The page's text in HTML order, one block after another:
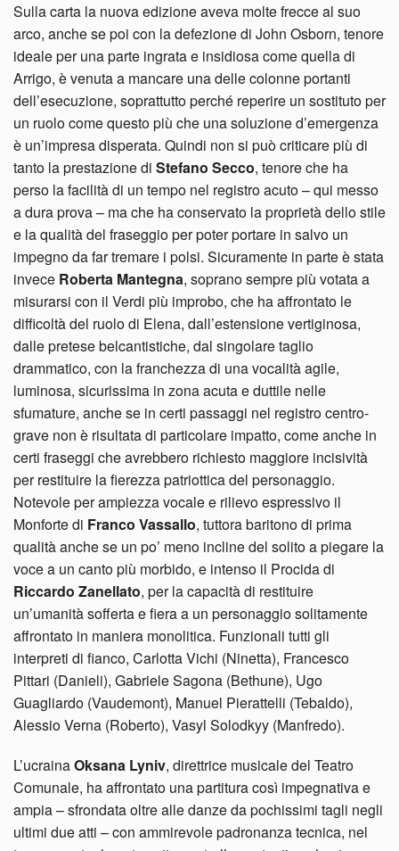
Sulla carta la nuova edizione aveva molte frecce al suo
arco, anche se poi con la defezione di John Osborn, tenore
ideale per una parte ingrata e insidiosa come quella di
Arrigo, è venuta a mancare una delle colonne portanti
dell’esecuzione, soprattutto perché reperire un sostituto per
un ruolo come questo più che una soluzione d’emergenza
è un’impresa disperata. Quindi non si può criticare più di
tanto la prestazione di Stefano Secco, tenore che ha
perso la facilità di un tempo nel registro acuto – qui messo
a dura prova – ma che ha conservato la proprietà dello stile
e la qualità del fraseggio per poter portare in salvo un
impegno da far tremare i polsi. Sicuramente in parte è stata
invece Roberta Mantegna, soprano sempre più votata a
misurarsi con il Verdi più improbo, che ha affrontato le
difficoltà del ruolo di Elena, dall’estensione vertiginosa,
dalle pretese belcantistiche, dal singolare taglio
drammatico, con la franchezza di una vocalità agile,
luminosa, sicurissima in zona acuta e duttile nelle
sfumature, anche se in certi passaggi nel registro centro-
grave non è risultata di particolare impatto, come anche in
certi fraseggi che avrebbero richiesto maggiore incisività
per restituire la fierezza patriottica del personaggio.
Notevole per ampiezza vocale e rilievo espressivo il
Monforte di Franco Vassallo, tuttora baritono di prima
qualità anche se un po’ meno incline del solito a piegare la
voce a un canto più morbido, e intenso il Procida di
Riccardo Zanellato, per la capacità di restituire
un’umanità sofferta e fiera a un personaggio solitamente
affrontato in maniera monolitica. Funzionali tutti gli
interpreti di fianco, Carlotta Vichi (Ninetta), Francesco
Pittari (Danieli), Gabriele Sagona (Bethune), Ugo
Guagliardo (Vaudemont), Manuel Pierattelli (Tebaldo),
Alessio Verna (Roberto), Vasyl Solodkyy (Manfredo).
L’ucrainaOksana Lyniv, direttrice musicale del Teatro
Comunale, ha affrontato una partitura così impegnativa e
ampia – sfrondata oltre alle danze da pochissimi tagli negli
ultimi due atti – con ammirevole padronanza tecnica, nel